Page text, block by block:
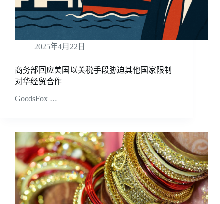
2025年4月22日
商务部回应美国以关税手段胁迫其他国家限制
对华经贸合作
GoodsFox …